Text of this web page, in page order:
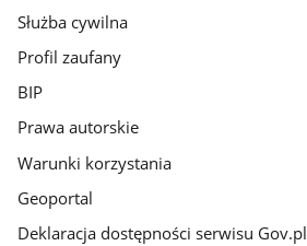
Służba cywilna
Profil zaufany
BIP
Prawa autorskie
Warunki korzystania
Geoportal
Deklaracja dostępności serwisu Gov.pl